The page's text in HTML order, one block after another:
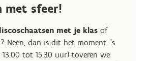
met sfeer!
met je klas of
Neen, dan is dit het moment. ’s
13.00 tot 15.30 uur) toveren we